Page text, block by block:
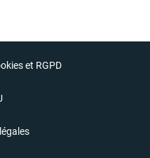
et RGPD